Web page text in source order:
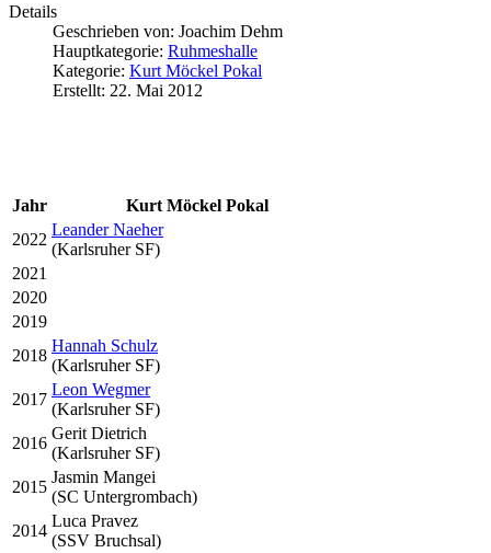
Details
Geschrieben von: Joachim Dehm
Hauptkategorie: Ruhmeshalle
Kategorie: Kurt Möckel Pokal
Erstellt: 22. Mai 2012
Jahr
Kurt Möckel Pokal
2022
Leander Naeher
(Karlsruher SF)
2021
2020
2019
2018
Hannah Schulz
(Karlsruher SF)
2017
Leon Wegmer
(Karlsruher SF)
2016
Gerit Dietrich
(Karlsruher SF)
2015
Jasmin Mangei
(SC Untergrombach)
2014
Luca Pravez
(SSV Bruchsal)